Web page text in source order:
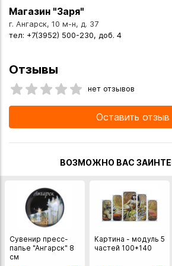
ниже магазинах в Иркутске и в
заказ в интернет-магазине с
Иркутску или транспортной компанией
Магазин "Заря"
г. Ангарск, 10 м-н, д. 37
тел: +7(3952) 500-230, доб. 4
Отзывы
нет отзывов
Оставить отзыв
ВОЗМОЖНО ВАС
Сувенир пресс-
папье "Ангарск" 8
см
Картина - модуль 5
частей 100*140